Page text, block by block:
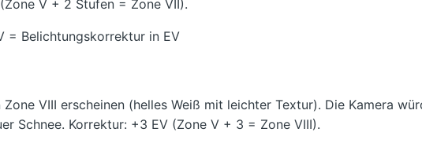
V + 2 Stufen = Zone VII).
= Belichtungskorrektur in EV
Zone VIII erscheinen (helles Weiß mit leichter Textur). Die Kamera
Schnee. Korrektur: +3 EV (Zone V + 3 = Zone VIII).